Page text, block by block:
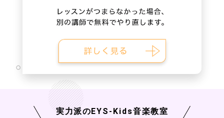
実力派のEYS-Kids音楽教室